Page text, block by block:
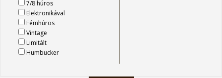
7/8 húros
Elektronikával
Fémhúros
Vintage
Limitált
Humbucker